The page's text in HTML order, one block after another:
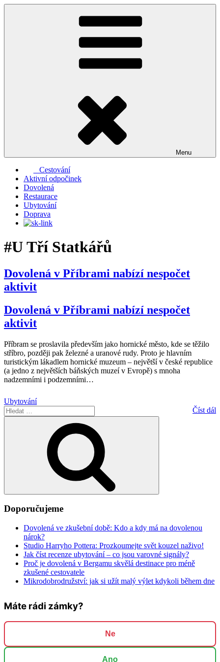
Přejít
Menu
Cestování
Aktivní odpočinek
Dovolená
Restaurace
Ubytování
Doprava
#U Tří Statkářů
Dovolená v Příbrami nabízí nespočet
aktivit
Dovolená v Příbrami nabízí nespočet
aktivit
Příbram se proslavila především jako hornické město, kde se těžilo
stříbro, později pak železné a uranové rudy. Proto je hlavním
turistickým lákadlem hornické muzeum – největší v české republice
(a jedno z největších báňských muzeí v Evropě) s mnoha
nadzemními i podzemními…
Ubytování
Číst dál
Hledat:
Doporučujeme
Dovolená ve zkušební době: Kdo a kdy má na dovolenou
nárok?
Studio Harryho Pottera: Prozkoumejte svět kouzel naživo!
Jak číst recenze ubytování – co jsou varovné signály?
Proč je dovolená v Bergamu skvělá destinace pro méně
zkušené cestovatele
Mikrodobrodružství: jak si užít malý výlet kdykoli během dne
Máte rádi zámky?
Ne
Ano